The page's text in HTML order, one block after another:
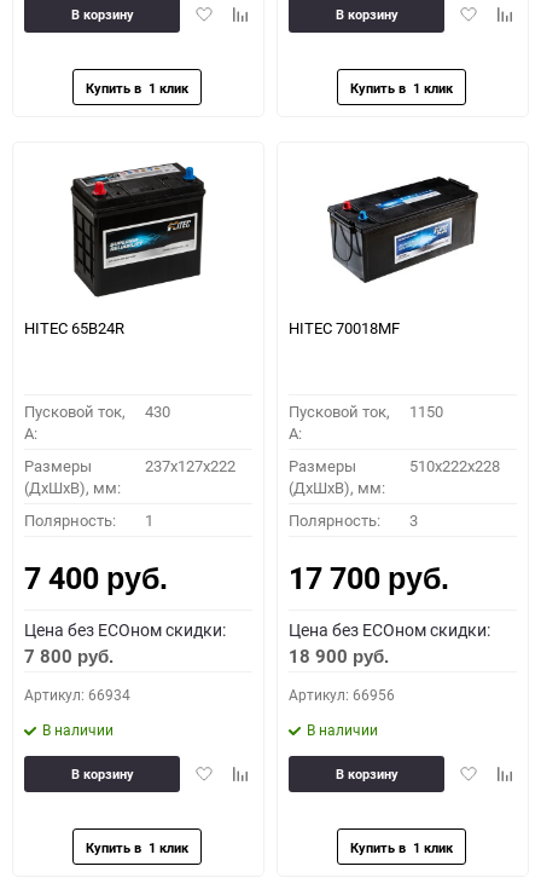
ДобавитьДобавить
В корзину
Добавить
В корзину
HITEC 65B24R
Пусковой ток,
A:
430
Размеры
(ДхШхВ), мм:
237x127x222
Полярность: 1
7 400 руб.
Цена без ECOном скидки:
7 800 руб.
Артикул: 66934
В наличии
ДобавитьДобавить
В корзину
HITEC 70018MF
Пусковой ток,
A:
1150
Размеры
(ДхШхВ), мм:
510x222x228
Полярность: 3
17 700 руб.
Цена без ECOном скидки:
18 900 руб.
Артикул: 66956
В наличии
Добавить
В корзину